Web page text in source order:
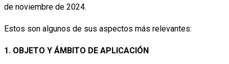
de noviembre de 2024.
Estos son algunos de sus aspectos más relevantes:
1. OBJETO Y ÁMBITO DE APLICACIÓN